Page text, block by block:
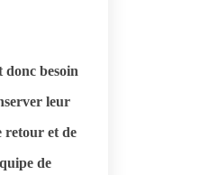
donc besoin
leur
retour et de
de